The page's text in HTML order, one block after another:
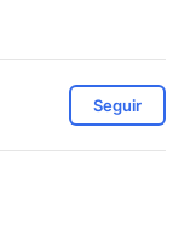
Seguir